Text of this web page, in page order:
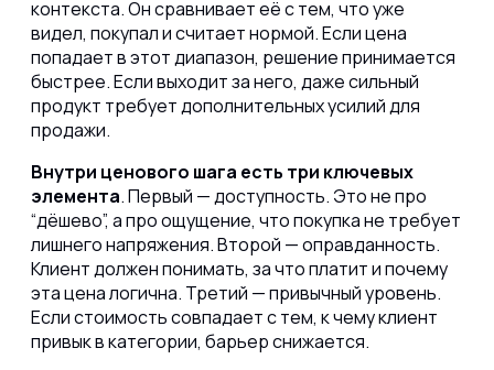
контекста. Он сравнивает её с тем, что уже
видел, покупал и считает нормой. Если цена
попадает в этот диапазон, решение принимается
быстрее. Если выходит за него, даже сильный
продукт требует дополнительных усилий для
продажи.
Внутри ценового шага есть три ключевых
элемента. Первый — доступность. Это не про
“дёшево”, а про ощущение, что покупка не требует
лишнего напряжения. Второй — оправданность.
Клиент должен понимать, за что платит и почему
эта цена логична. Третий — привычный уровень.
Если стоимость совпадает с тем, к чему клиент
привык в категории, барьер снижается.